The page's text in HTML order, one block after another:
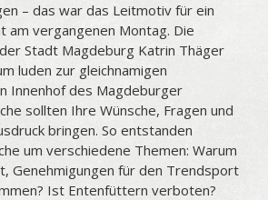
– das war das Leitmotiv für ein
am vergangenen Montag. Die
Stadt Magdeburg Katrin Thäger
luden zur gleichnamigen
Innenhof des Magdeburger
sollten Ihre Wünsche, Fragen und
bringen. So entstanden
um verschiedene Themen: Warum
Genehmigungen für den Trendsport
Ist Entenfüttern verboten?